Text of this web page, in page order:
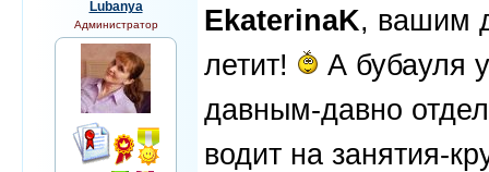
Lubanya
Администратор EkaterinaK, вашим
летит!
А бубауля
давным-давно
водит на занятия-